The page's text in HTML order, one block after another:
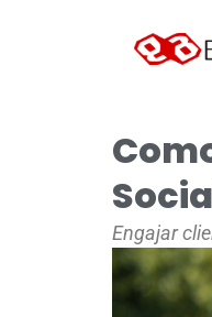
Engajar